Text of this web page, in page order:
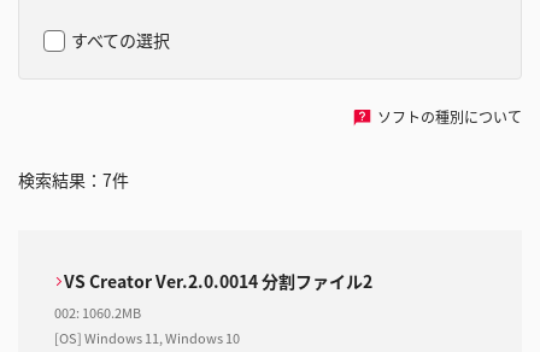
すべての選択
ソフトの種別について
検索結果： 7件
VS Creator Ver.2.0.0014 分割ファイル2
002: 1060.2MB
[OS] Windows 11, Windows 10